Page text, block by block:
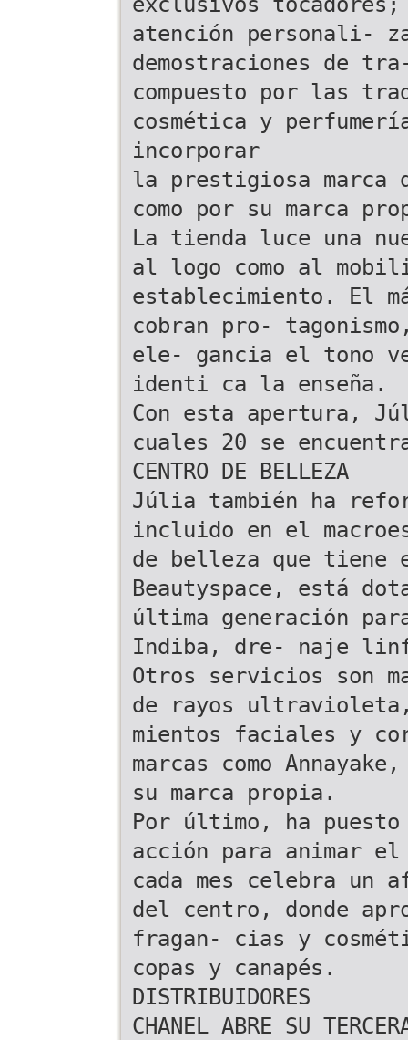
atención personali-
demostraciones de
compuesto por las
cosmética y
incorporar
la prestigiosa marca
como por su marca
La tienda luce una
al logo como al
establecimiento. El
cobran pro-
ele- gancia el tono
identi ca la enseña.
Con esta apertura,
cuales 20 se
CENTRO DE BELLEZA
Júlia también ha
incluido en el
de belleza que tiene
Beautyspace, está
última generación
Indiba, dre- naje
Otros servicios son
de rayos
mientos faciales y
marcas como
su marca propia.
Por último, ha puesto
acción para animar
cada mes celebra un
del centro, donde
fragan- cias y
copas y canapés.
DISTRIBUIDORES
CHANEL ABRE SU